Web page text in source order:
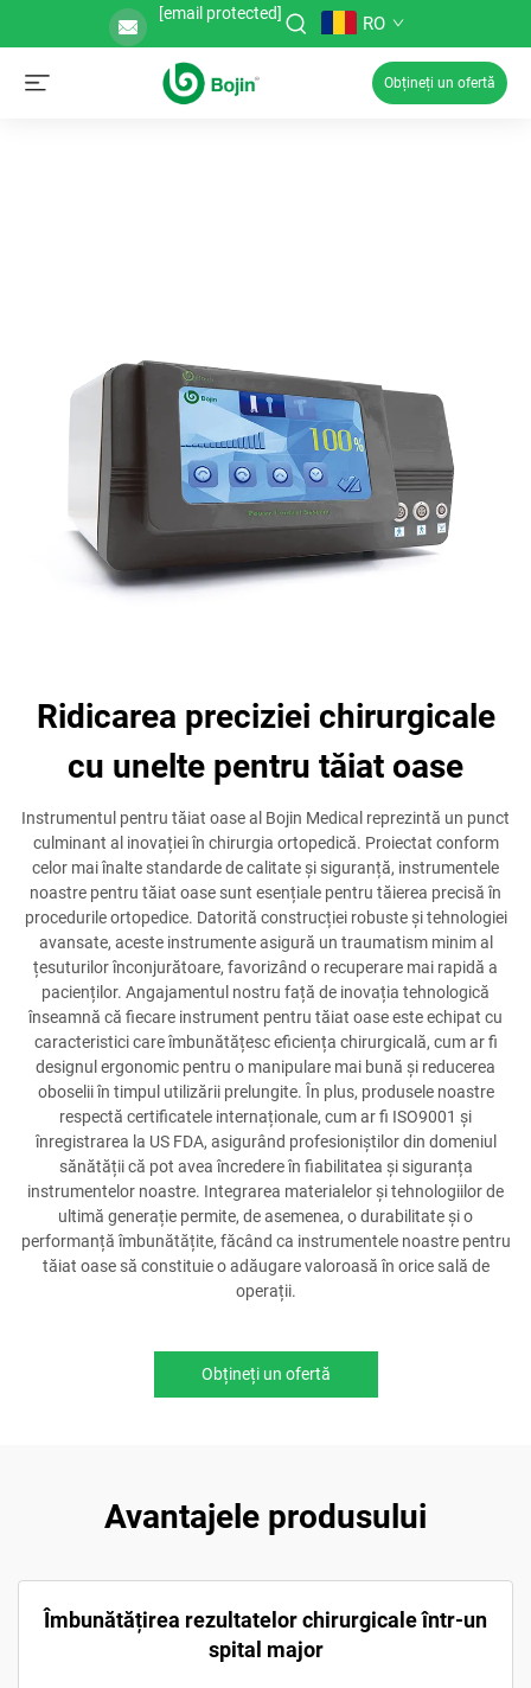
[email protected] RO
Obțineți un ofertă
Ridicarea preciziei chirurgicale
cu unelte pentru tăiat oase
Instrumentul pentru tăiat oase al Bojin Medical reprezintă un punct
culminant al inovației în chirurgia ortopedică. Proiectat conform
celor mai înalte standarde de calitate și siguranță, instrumentele
noastre pentru tăiat oase sunt esențiale pentru tăierea precisă în
procedurile ortopedice. Datorită construcției robuste și tehnologiei
avansate, aceste instrumente asigură un traumatism minim al
țesuturilor înconjurătoare, favorizând o recuperare mai rapidă a
pacienților. Angajamentul nostru față de inovația tehnologică
înseamnă că fiecare instrument pentru tăiat oase este echipat cu
caracteristici care îmbunătățesc eficiența chirurgicală, cum ar fi
designul ergonomic pentru o manipulare mai bună și reducerea
oboselii în timpul utilizării prelungite. În plus, produsele noastre
respectă certificatele internaționale, cum ar fi ISO9001 și
înregistrarea la US FDA, asigurând profesioniștilor din domeniul
sănătății că pot avea încredere în fiabilitatea și siguranța
instrumentelor noastre. Integrarea materialelor și tehnologiilor de
ultimă generație permite, de asemenea, o durabilitate și o
performanță îmbunătățite, făcând ca instrumentele noastre pentru
tăiat oase să constituie o adăugare valoroasă în orice sală de
operații.
Obțineți un ofertă
Avantajele produsului
Îmbunătățirea rezultatelor chirurgicale într-un
spital major